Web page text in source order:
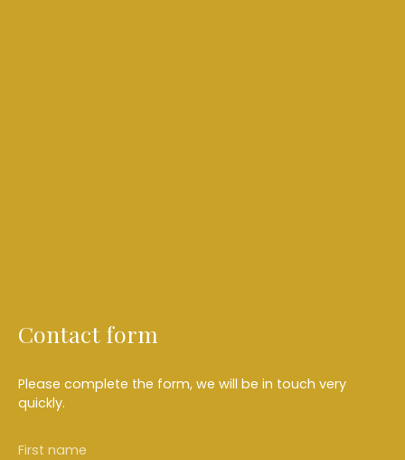
Contact form
Please complete the form, we will be in touch very
quickly.
First name